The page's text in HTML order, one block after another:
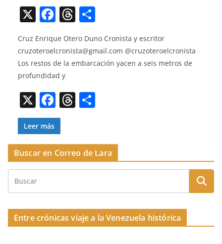
X F
c
e
b
o
o
k
T
re
a
s
m
p
Cruz Enrique Otero Duno Cro­nista y escritor
cruzoteroelcronista@gmail.com @cruzoteroelcronista
Los restos de la embar­cación yacen a seis met­ros de
pro­fun­di­dad y
X F
a
c
e
b
o
k
T
a
d
p
ar
Leer más
Buscar en Correo de Lara
Entre crónicas viaje a la Venezuela histórica